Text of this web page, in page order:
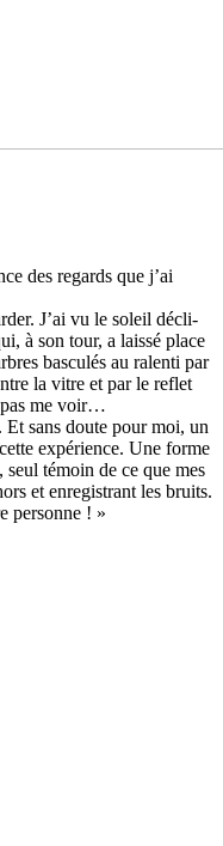
des regards que j’ai
J’ai vu le soleil décli­
à son tour, a laissé place
bas­cu­lés au ralenti par
la vitre et par le reflet
pas me voir…
sans doute pour moi, un
expé­rience. Une forme
témoin de ce que mes
et enre­gis­trant les bruits.
per­sonne ! »